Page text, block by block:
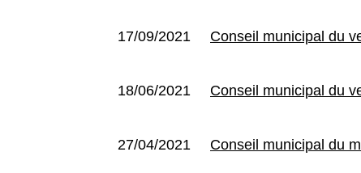
17/09/2021 Conseil municipal du
18/06/2021 Conseil municipal du
27/04/2021 Conseil municipal du